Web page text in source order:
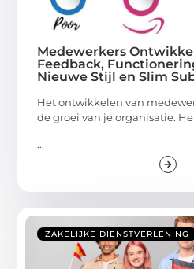
Medewerkers
Feedback,
Nieuwe Stijl en Slim
Het ontwikkelen van
de groei van je organisatie.
...
ZAKELIJKE DIENSTVERLENING